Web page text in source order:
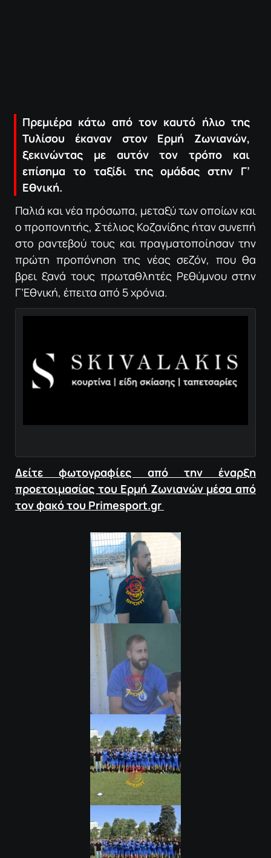
Πρεμιέρα κάτω από τον καυτό ήλιο της
Τυλίσου έκαναν στον Ερμή Ζωνιανών,
ξεκινώντας με αυτόν τον τρόπο και
επίσημα το ταξίδι της ομάδας στην Γ’
Εθνική.
Παλιά και νέα πρόσωπα, μεταξύ των οποίων και
ο προπονητής, Στέλιος Κοζανίδης ήταν συνεπή
στο ραντεβού τους και πραγματοποίησαν την
πρώτη προπόνηση της νέας σεζόν, που θα
βρει ξανά τους πρωταθλητές Ρεθύμνου στην
Γ’Εθνική, έπειτα από 5 χρόνια.
Δείτε φωτογραφίες από την έναρξη
προετοιμασίας του Ερμή Ζωνιανών μέσα από
τον φακό του Primesport.gr